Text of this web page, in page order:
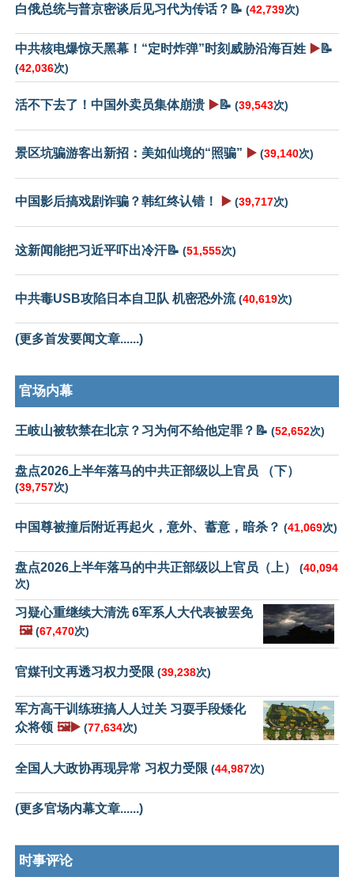
白俄总统与普京密谈后见习代为传话？📝 (42,739次)
中共核电爆惊天黑幕！“定时炸弹”时刻威胁沿海百姓 ▶️📝
(42,036次)
活不下去了！中国外卖员集体崩溃 ▶️📝 (39,543次)
景区坑骗游客出新招：美如仙境的“照骗” ▶️ (39,140次)
中国影后搞戏剧诈骗？韩红终认错！ ▶️ (39,717次)
这新闻能把习近平吓出冷汗📝 (51,555次)
中共毒USB攻陷日本自卫队 机密恐外流(40,619次)
(更多首发要闻文章......)
官场内幕
王岐山被软禁在北京？习为何不给他定罪？📝 (52,652次)
盘点2026上半年落马的中共正部级以上官员 （下）
(39,757次)
中国尊被撞后附近再起火，意外、蓄意，暗杀？ (41,069次)
盘点2026上半年落马的中共正部级以上官员（上） (40,094
次)
习疑心重继续大清洗 6军系人大代表被罢免
🖼️ (67,470次)
官媒刊文再透习权力受限 (39,238次)
军方高干训练班搞人人过关 习耍手段矮化
众将领 🖼️▶️ (77,634次)
全国人大政协再现异常 习权力受限 (44,987次)
(更多官场内幕文章......)
时事评论